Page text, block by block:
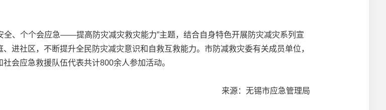
、个个会应急——提高防灾减灾救灾能力”主题，结合自身特色开展防灾减灾系列宣
进社区，不断提升全民防灾减灾意识和自救互救能力。市防减救灾委有关成员单位，
会应急救援队伍代表共计800余人参加活动。
来源：无锡市应急管理局